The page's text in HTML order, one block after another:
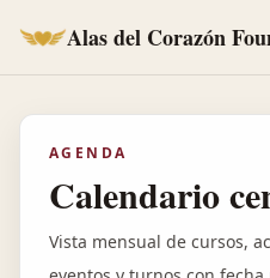
Alas del Corazón
AGENDA
Calendario
Vista mensual de cursos,